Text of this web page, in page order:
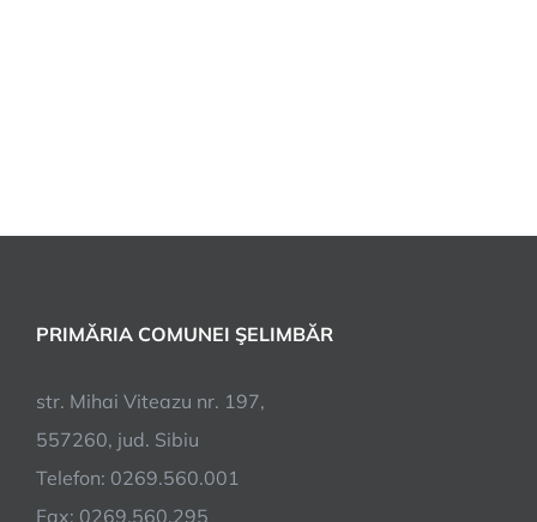
PRIMĂRIA COMUNEI ŞELIMBĂR
str. Mihai Viteazu nr. 197,
557260, jud. Sibiu
Telefon: 0269.560.001
Fax: 0269.560.295